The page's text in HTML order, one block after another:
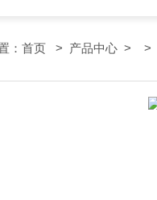
： 首页 > 产品中心 > >